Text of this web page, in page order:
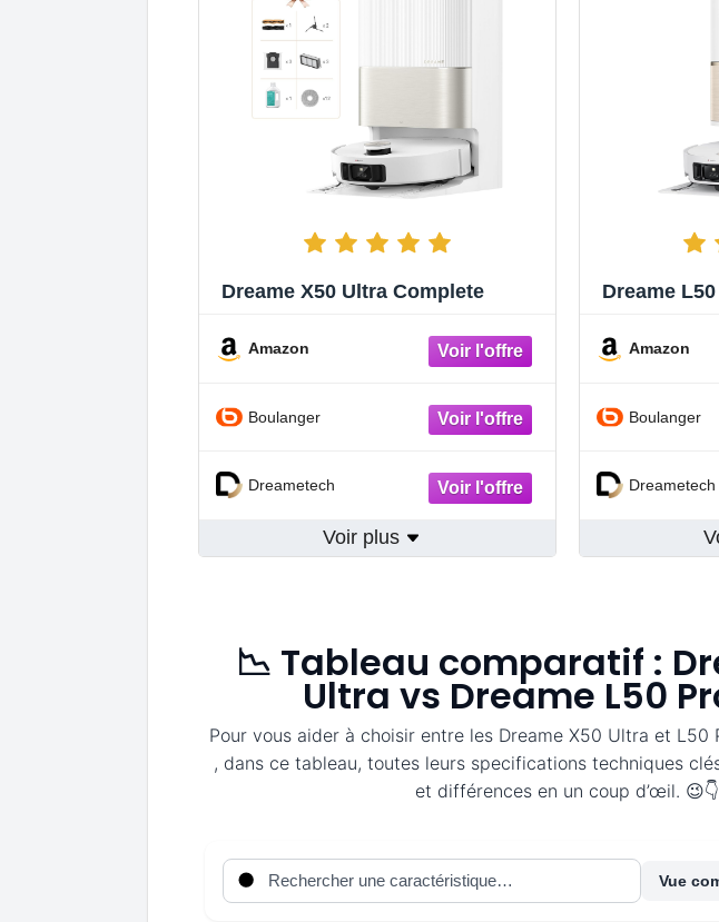
Dreame X50 Ultra Complete
Amazon
Boulanger
Dreametech
Voir plus
Dreame
Amazon
Boulanger
Dreametech
📉 Tableau comparatif :
Ultra vs Dreame L50
Pour vous aider à choisir entre les Dreame X50 Ultra et L50
, dans ce tableau, toutes leurs specifications techniques
et différences en un coup d’œil. 😉👇
Vue